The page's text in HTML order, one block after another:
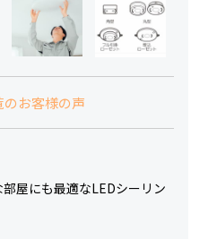
お客様の声
屋にも最適なLEDシーリン